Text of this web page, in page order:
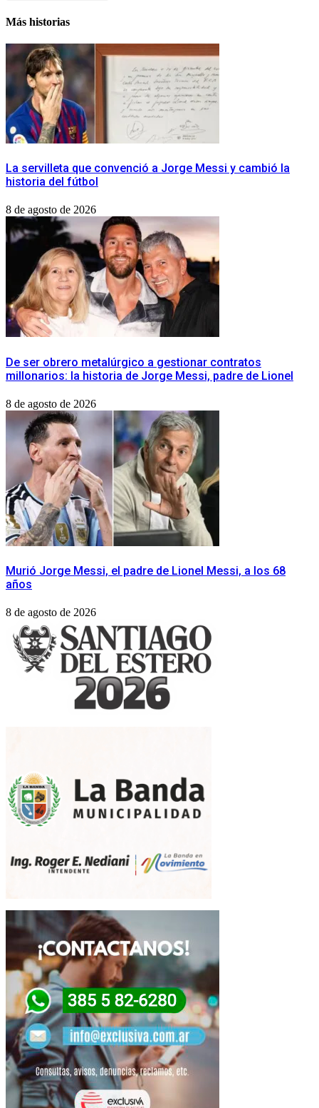
Más historias
La servilleta que convenció a Jorge Messi y cambió la
historia del fútbol
8 de agosto de 2026
De ser obrero metalúrgico a gestionar contratos
millonarios: la historia de Jorge Messi, padre de Lionel
8 de agosto de 2026
Murió Jorge Messi, el padre de Lionel Messi, a los 68
años
8 de agosto de 2026